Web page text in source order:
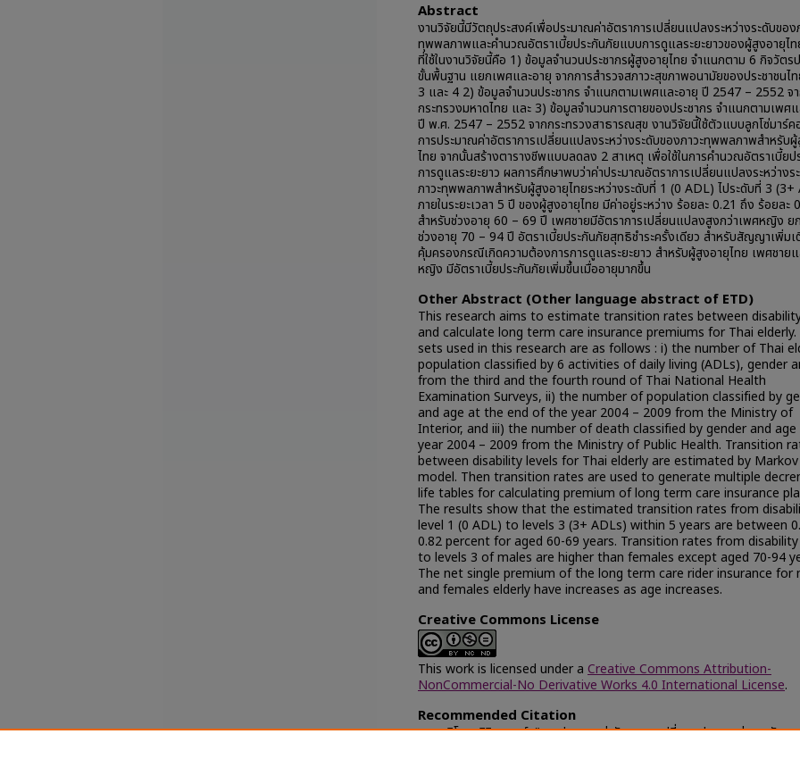
Abstract
งานวิจัยนี้มีวัตถุประสงค์เพื่อประมาณค่าอัตราการเปลี่ยนแปลงระหว่างระดับของ
ทุพพลภาพและคำนวณอัตราเบี้ยประกันภัยแบบการดูแลระยะยาวของผู้สูงอายุไ
ที่ใช้ในงานวิจัยนี้คือ 1) ข้อมูลจำนวนประชากรผู้สูงอายุไทย จำแนกตาม 6 กิจวัตร
ขั้นพื้นฐาน แยกเพศและอายุ จากการสำรวจสภาวะสุขภาพอนามัยของประชาชนไ
3 และ 4 2) ข้อมูลจำนวนประชากร จำแนกตามเพศและอายุ ปี 2547 – 2552 จ
กระทรวงมหาดไทย และ 3) ข้อมูลจำนวนการตายของประชากร จำแนกตามเพศ
ปี พ.ศ. 2547 – 2552 จากกระทรวงสาธารณสุข งานวิจัยนี้ใช้ตัวแบบลูกโซ่มาร์ค
การประมาณค่าอัตราการเปลี่ยนแปลงระหว่างระดับของภาวะทุพพลภาพสำหรับ
ไทย จากนั้นสร้างตารางชีพแบบลดลง 2 สาเหตุ เพื่อใช้ในการคำนวณอัตราเบี้ยป
การดูแลระยะยาว ผลการศึกษาพบว่าค่าประมาณอัตราการเปลี่ยนแปลงระหว่างร
ภาวะทุพพลภาพสำหรับผู้สูงอายุไทยระหว่างระดับที่ 1 (0 ADL) ไประดับที่ 3
ภายในระยะเวลา 5 ปี ของผู้สูงอายุไทย มีค่าอยู่ระหว่าง ร้อยละ 0.21 ถึง ร้อยละ
สำหรับช่วงอายุ 60 – 69 ปี เพศชายมีอัตราการเปลี่ยนแปลงสูงกว่าเพศหญิง ย
ช่วงอายุ 70 – 94 ปี อัตราเบี้ยประกันภัยสุทธิชำระครั้งเดียว สำหรับสัญญาเพิ่มเ
คุ้มครองกรณีเกิดความต้องการการดูแลระยะยาว สำหรับผู้สูงอายุไทย เพศชาย
หญิง มีอัตราเบี้ยประกันภัยเพิ่มขึ้นเมื่ออายุมากขึ้น
Other Abstract (Other language abstract of ETD)
This research aims to estimate transition rates between
and calculate long term care insurance premiums for Thai
sets used in this research are as follows : i) the number of Thai
population classified by 6 activities of daily living (ADLs), gender
from the third and the fourth round of Thai National Health
Examination Surveys, ii) the number of population classified by
and age at the end of the year 2004 – 2009 from the Ministry of
Interior, and iii) the number of death classified by gender and
year 2004 – 2009 from the Ministry of Public Health. Transition
between disability levels for Thai elderly are estimated by Markov
model. Then transition rates are used to generate multiple
life tables for calculating premium of long term care insurance
The results show that the estimated transition rates from
level 1 (0 ADL) to levels 3 (3+ ADLs) within 5 years are between
0.82 percent for aged 60-69 years. Transition rates from
to levels 3 of males are higher than females except aged 70-94
The net single premium of the long term care rider insurance for
and females elderly have increases as age increases.
Creative Commons License
This work is licensed under a Creative Commons Attribution-
NonCommercial-No Derivative Works 4.0 International License.
Recommended Citation
บุณยะวิโรจ, ศิริกาญจน์, "การประมาณค่าอัตราการเปลี่ยนแปลงระหว่างระดับขอ